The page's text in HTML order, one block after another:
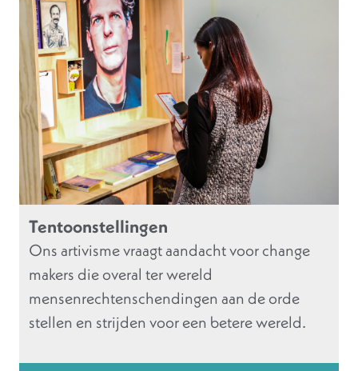
Tentoonstellingen
Ons artivisme vraagt aandacht voor change
makers die overal ter wereld
mensenrechtenschendingen aan de orde
stellen en strijden voor een betere wereld.